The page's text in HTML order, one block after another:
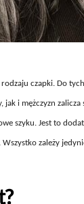
czapki. Do
i mężczyzn
szyku. Jest to
zależy